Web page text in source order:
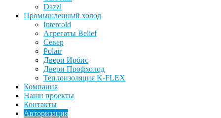
Dazzl
Промышленный холод
Intercold
Агрегаты Belief
Север
Polair
Двери Ирбис
Двери Профхолод
Теплоизоляция K-FLEX
Компания
Наши проекты
Контакты
Авторизация